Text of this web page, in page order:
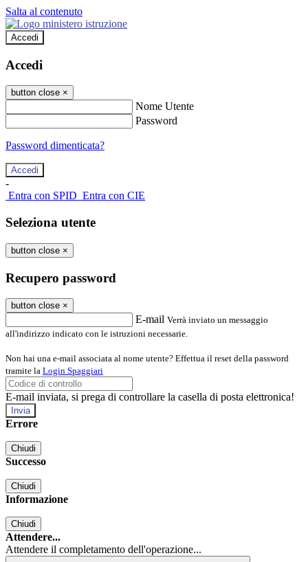
Salta al contenuto
Accedi
Accedi
button close ×
Nome Utente
Password
Password dimenticata?
-
Entra con SPID Entra con CIE
Seleziona utente
button close ×
Recupero password
button close ×
E-mail Verrà inviato un messaggio
all'indirizzo indicato con le istruzioni necessarie.
Non hai una e-mail associata al nome utente? Effettua il reset della password
tramite la Login Spaggiari
E-mail inviata, si prega di controllare la casella di posta elettronica!
Errore
Chiudi
Successo
Chiudi
Informazione
Chiudi
Attendere...
Attendere il completamento dell'operazione...